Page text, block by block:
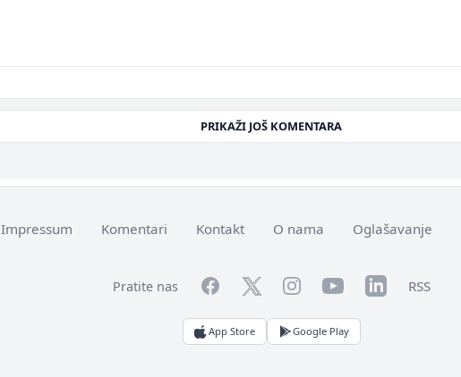
PRIKAŽI JOŠ KOMENTARA
Impressum Komentari Kontakt O nama Oglašavanje
Pratite nas FacebookTwitterInstagramYouTubeLinkedInRSS
App Store Google Play